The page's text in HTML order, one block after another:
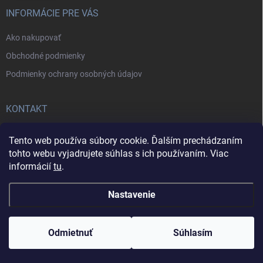
Tento web používa súbory cookie. Ďalším prechádzaním
tohto webu vyjadrujete súhlas s ich používaním. Viac
informácií tu.
Nastavenie
Odmietnuť Súhlasím
INFORMÁCIE PRE VÁS
Ako nakupovať
Obchodné podmienky
Podmienky ochrany osobných údajov
KONTAKT
+421902787857
Vytvoril Shoptet
Copyright 2026 . Všetky práva vyhradené.